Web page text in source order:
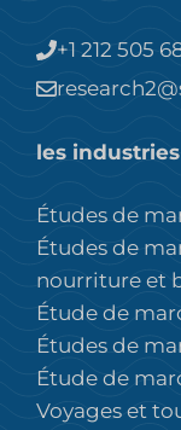
+1 212 505
les industries
Études de
Études de
nourriture et
Étude de
Études de
Étude de
Voyages et